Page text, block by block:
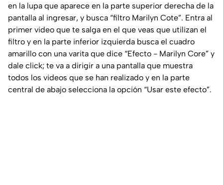
en la lupa que aparece en la parte superior derecha de la
pantalla al ingresar, y busca “filtro Marilyn Cote”. Entra al
primer video que te salga en el que veas que utilizan el
filtro y en la parte inferior izquierda busca el cuadro
amarillo con una varita que dice “Efecto - Marilyn Core” y
dale click; te va a dirigir a una pantalla que muestra
todos los videos que se han realizado y en la parte
central de abajo selecciona la opción “Usar este efecto”.